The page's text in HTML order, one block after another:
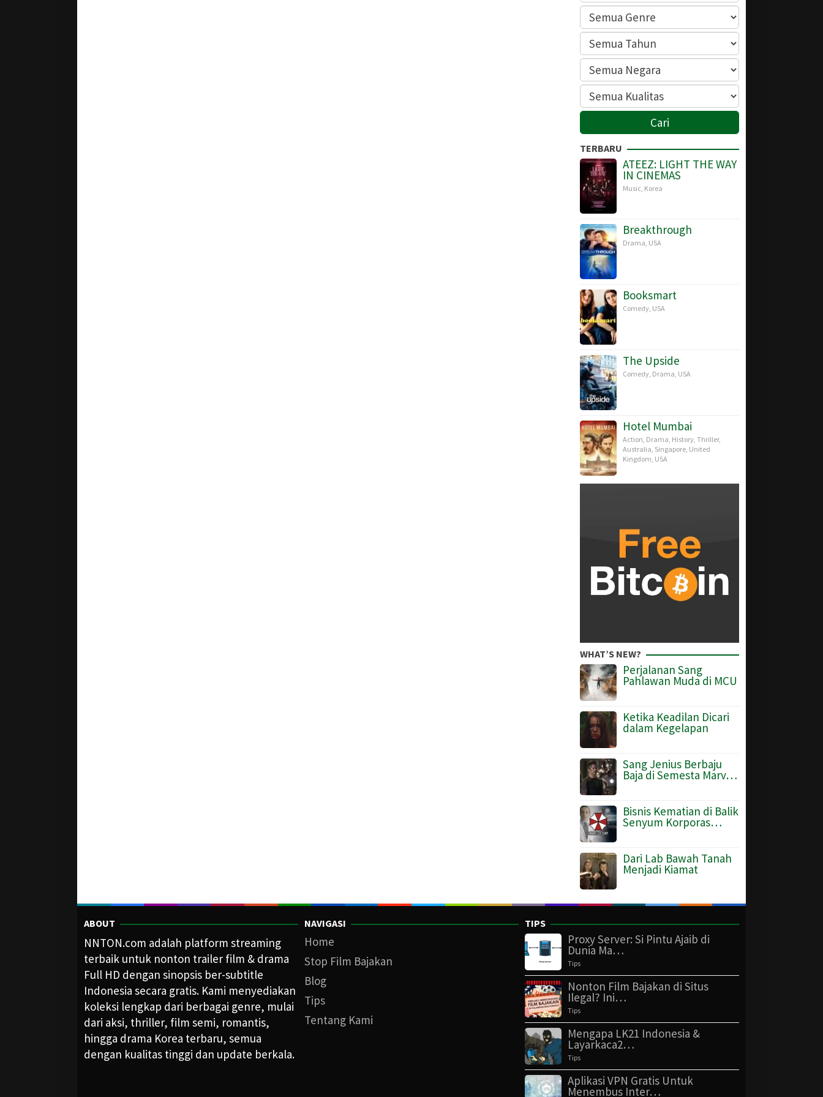
TERBARU
ATEEZ: LIGHT THE WAY
IN CINEMAS
Music, Korea
Breakthrough
Drama, USA
Booksmart
Comedy, USA
The Upside
Comedy, Drama, USA
Hotel Mumbai
Action, Drama, History, Thriller,
Australia, Singapore, United
Kingdom, USA
WHAT’S NEW?
Perjalanan Sang
Pahlawan Muda di MCU
Ketika Keadilan Dicari
dalam Kegelapan
Sang Jenius Berbaju
Baja di Semesta Marv…
Bisnis Kematian di Balik
Senyum Korporas…
Dari Lab Bawah Tanah
Menjadi Kiamat
ABOUT
NNTON.com adalah platform streaming
terbaik untuk nonton trailer film & drama
Full HD dengan sinopsis ber-subtitle
Indonesia secara gratis. Kami menyediakan
koleksi lengkap dari berbagai genre, mulai
dari aksi, thriller, film semi, romantis,
hingga drama Korea terbaru, semua
dengan kualitas tinggi dan update berkala.
NAVIGASI
Home
Stop Film Bajakan
Blog
Tips
Tentang Kami
TIPS
Proxy Server: Si Pintu Ajaib di
Dunia Ma…
Tips
Nonton Film Bajakan di Situs
Ilegal? Ini…
Tips
Mengapa LK21 Indonesia &
Layarkaca2…
Tips
Aplikasi VPN Gratis Untuk
Menembus Inter…